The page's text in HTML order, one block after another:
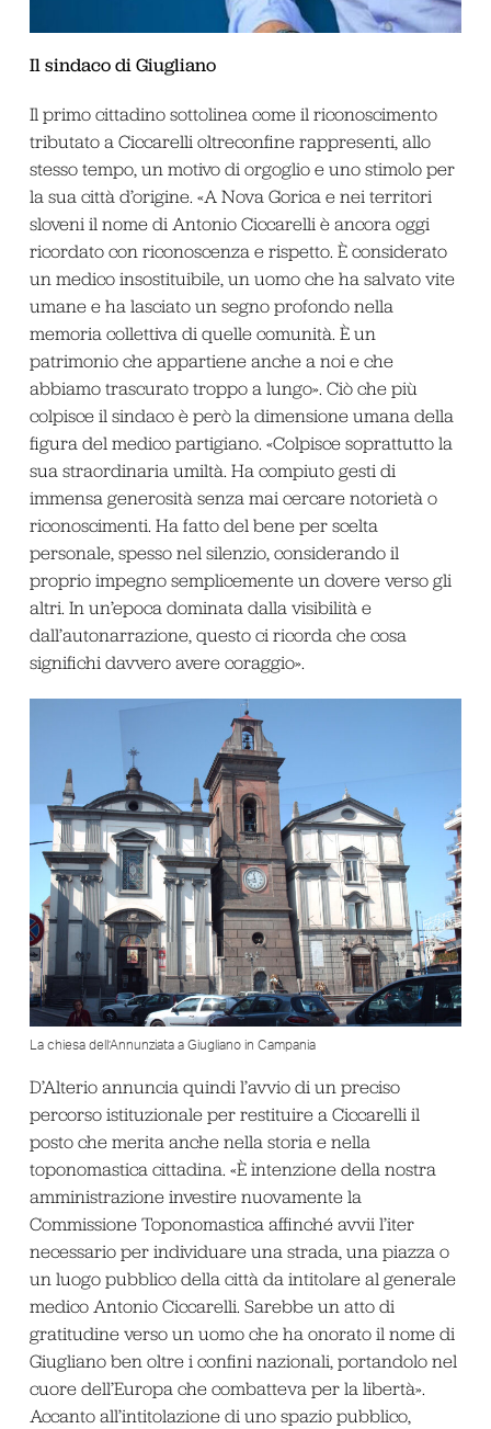
Il sindaco di Giugliano
Il primo cittadino sottolinea come il riconoscimento
tributato a Ciccarelli oltreconfine rappresenti, allo
stesso tempo, un motivo di orgoglio e uno stimolo per
la sua città d’origine. «A Nova Gorica e nei territori
sloveni il nome di Antonio Ciccarelli è ancora oggi
ricordato con riconoscenza e rispetto. È considerato
un medico insostituibile, un uomo che ha salvato vite
umane e ha lasciato un segno profondo nella
memoria collettiva di quelle comunità. È un
patrimonio che appartiene anche a noi e che
abbiamo trascurato troppo a lungo». Ciò che più
colpisce il sindaco è però la dimensione umana della
figura del medico partigiano. «Colpisce soprattutto la
sua straordinaria umiltà. Ha compiuto gesti di
immensa generosità senza mai cercare notorietà o
riconoscimenti. Ha fatto del bene per scelta
personale, spesso nel silenzio, considerando il
proprio impegno semplicemente un dovere verso gli
altri. In un’epoca dominata dalla visibilità e
dall’autonarrazione, questo ci ricorda che cosa
significhi davvero avere coraggio».
La chiesa dell’Annunziata a Giugliano in Campania
D’Alterio annuncia quindi l’avvio di un preciso
percorso istituzionale per restituire a Ciccarelli il
posto che merita anche nella storia e nella
toponomastica cittadina. «È intenzione della nostra
amministrazione investire nuovamente la
Commissione Toponomastica affinché avvii l’iter
necessario per individuare una strada, una piazza o
un luogo pubblico della città da intitolare al generale
medico Antonio Ciccarelli. Sarebbe un atto di
gratitudine verso un uomo che ha onorato il nome di
Giugliano ben oltre i confini nazionali, portandolo nel
cuore dell’Europa che combatteva per la libertà».
Accanto all’intitolazione di uno spazio pubblico,